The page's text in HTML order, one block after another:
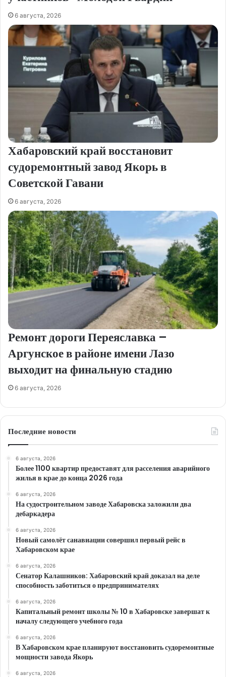
6 августа, 2026
Хабаровский край восстановит
судоремонтный завод Якорь в
Советской Гавани
6 августа, 2026
Ремонт дороги Переяславка –
Аргунское в районе имени Лазо
выходит на финальную стадию
6 августа, 2026
Последние новости
6 августа, 2026
Более 1100 квартир предоставят для расселения аварийного
жилья в крае до конца 2026 года
6 августа, 2026
На судостроительном заводе Хабаровска заложили два
дебаркадера
6 августа, 2026
Новый самолёт санавиации совершил первый рейс в
Хабаровском крае
6 августа, 2026
Сенатор Калашников: Хабаровский край доказал на деле
способность заботиться о предпринимателях
6 августа, 2026
Капитальный ремонт школы № 10 в Хабаровске завершат к
началу следующего учебного года
6 августа, 2026
В Хабаровском крае планируют восстановить судоремонтные
мощности завода Якорь
6 августа, 2026